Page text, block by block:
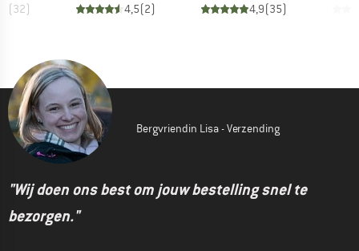
(32) 4,5(2) 4,9(35)
Bergvriendin Lisa - Verzending
"Wij doen ons best om jouw bestelling snel te
bezorgen."